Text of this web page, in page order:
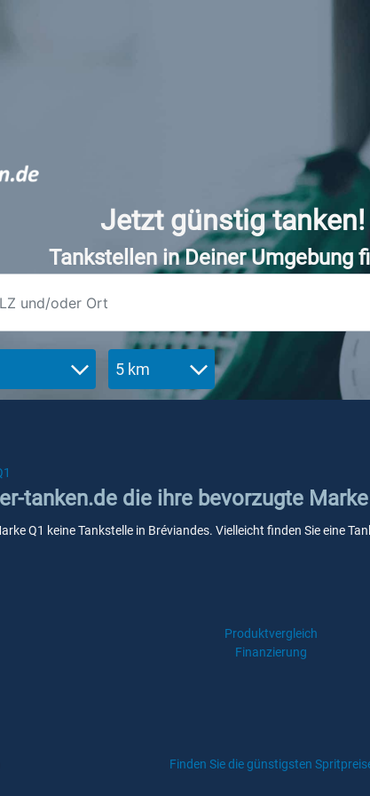
Jetzt günstig tanken!
Tankstellen in Deiner Umgebung
5 km
tanken.de die ihre bevorzugte
Q1 keine Tankstelle in Bréviandes. Vielleicht finden Sie eine
Produktvergleich
Finanzierung
Finden Sie die günstigsten